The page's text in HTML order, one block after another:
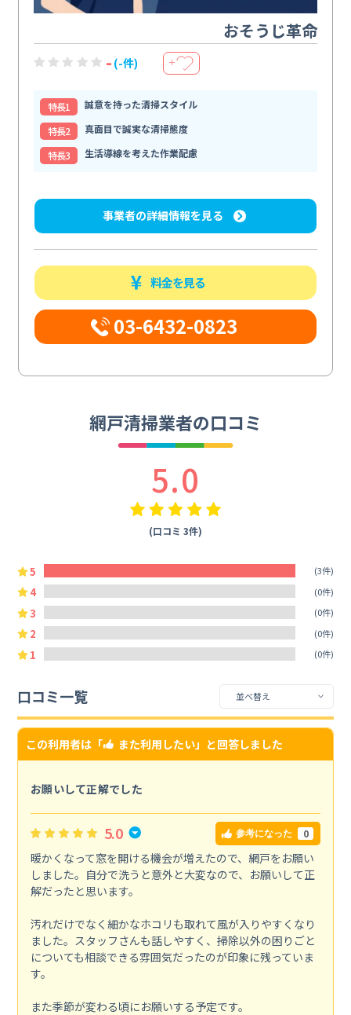
おそうじ革命
- (-件) ＋
特⻑1
誠意を持った清掃スタイル
特⻑2
真面目で誠実な清掃態度
特⻑3
生活導線を考えた作業配慮
事業者の詳細情報を見る
料金を見る
03-6432-0823
網戸清掃業者の口コミ
5.0
(口コミ 3件)
5 (3件)
4 (0件)
3 (0件)
2 (0件)
1 (0件)
口コミ一覧
この利用者は「 また利用したい」と回答しました
お願いして正解でした
5.0 参考になった 0
暖かくなって窓を開ける機会が増えたので、網戸をお願い
しました。自分で洗うと意外と大変なので、お願いして正
解だったと思います。
汚れだけでなく細かなホコリも取れて風が入りやすくなり
ました。スタッフさんも話しやすく、掃除以外の困りごと
についても相談できる雰囲気だったのが印象に残っていま
す。
また季節が変わる頃にお願いする予定です。